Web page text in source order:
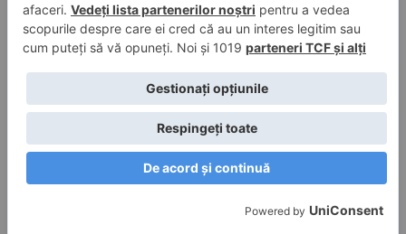
Raportează-ne o știre
Contact
Politică de confidențialitate
Pitești
Costești
Mioveni
Câmpulung
Cele mai căutate subiecte